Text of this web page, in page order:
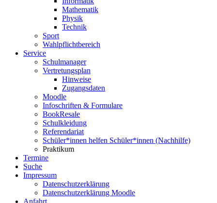
Mathematik
Physik
Technik
Sport
Wahlpflichtbereich
Service
Schulmanager
Vertretungsplan
Hinweise
Zugangsdaten
Moodle
Infoschriften & Formulare
BookResale
Schulkleidung
Referendariat
Schüler*innen helfen Schüler*innen (Nachhilfe)
Praktikum
Termine
Suche
Impressum
Datenschutzerklärung
Datenschutzerklärung Moodle
Anfahrt